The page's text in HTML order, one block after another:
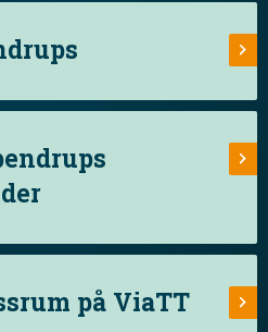
på ViaTT